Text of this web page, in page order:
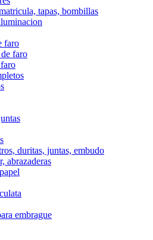
tapas, bombillas
faro
faro
duritas, juntas, embudo
abrazaderas
embrague